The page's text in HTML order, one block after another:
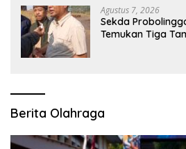
Agustus 7, 2026
Sekda
Temukan Tiga
Berita Olahraga